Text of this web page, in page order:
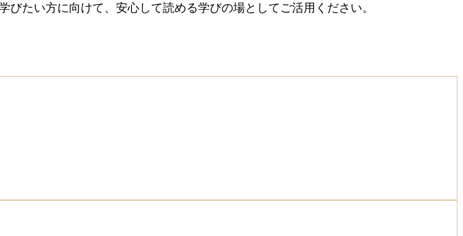
たい方に向けて、安心して読める学びの場としてご活用ください。